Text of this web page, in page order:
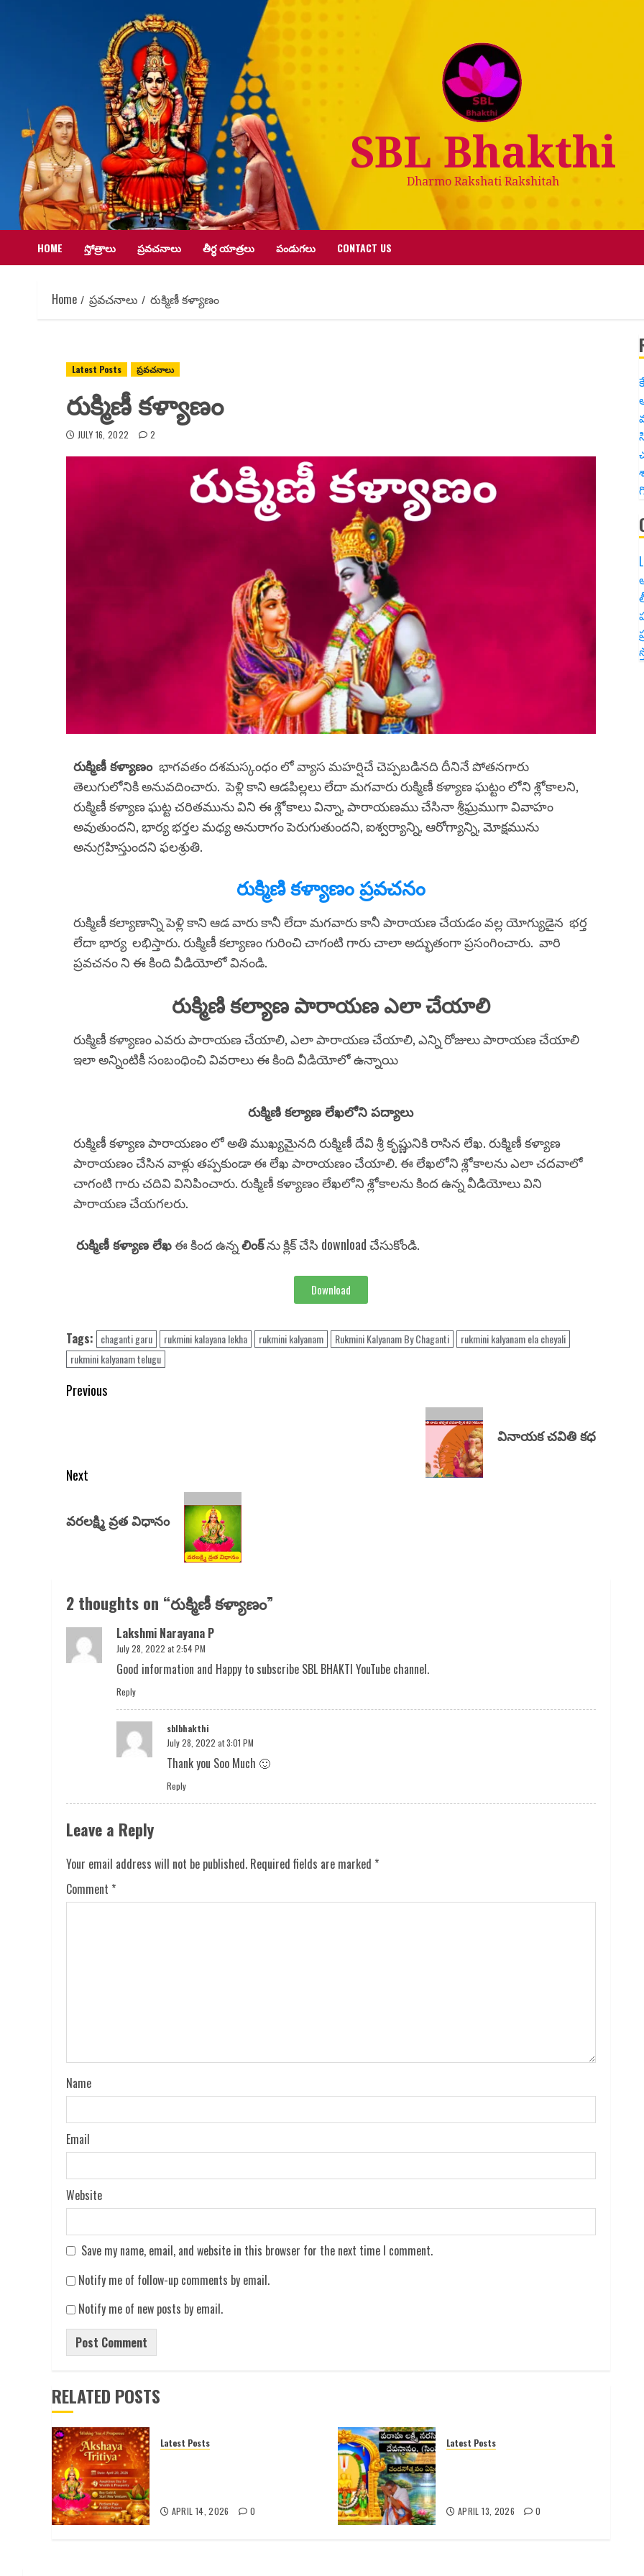
SBL Bhakthi
Dharmo Rakshati Rakshitah
HOME స్తోత్రాలు ప్రవచనాలు తీర్ధ యాత్రలు పండుగలు CONTACT US
Home ప్రవచనాలు రుక్మిణీ కళ్యాణం
Latest Posts ప్రవచనాలు
రుక్మిణీ కళ్యాణం
JULY 16, 2022 2
రుక్మిణీ కళ్యాణం భాగవతం దశమస్కంధం లో వ్యాస మహర్షిచే చెప్పబడినది దీనినే పోతనగారు
తెలుగులోనికి అనువదించారు. పెళ్లి కాని ఆడపిల్లలు లేదా మగవారు రుక్మిణీ కళ్యాణ ఘట్టం లోని శ్లోకాలని,
రుక్మిణీ కళ్యాణ ఘట్ట చరితమును విని ఈ శ్లోకాలు విన్నా, పారాయణము చేసినా శ్రీఘ్రముగా వివాహం
అవుతుందని, భార్య భర్తల మధ్య అనురాగం పెరుగుతుందని, ఐశ్వర్యాన్ని, ఆరోగ్యాన్ని, మోక్షమును
అనుగ్రహిస్తుందని ఫలశ్రుతి.
రుక్మిణి కళ్యాణం ప్రవచనం
రుక్మిణీ కల్యాణాన్ని పెళ్లి కాని ఆడ వారు కానీ లేదా మగవారు కానీ పారాయణ చేయడం వల్ల యోగ్యుడైన భర్త
లేదా భార్య లభిస్తారు. రుక్మిణీ కల్యాణం గురించి చాగంటి గారు చాలా అద్భుతంగా ప్రసంగించారు. వారి
ప్రవచనం ని ఈ కింది వీడియోలో వినండి.
రుక్మిణి కల్యాణ పారాయణ ఎలా చేయాలి
రుక్మిణీ కళ్యాణం ఎవరు పారాయణ చేయాలి, ఎలా పారాయణ చేయాలి, ఎన్ని రోజులు పారాయణ చేయాలి
ఇలా అన్నింటికీ సంబంధించి వివరాలు ఈ కింది వీడియోలో ఉన్నాయి
రుక్మిణి కల్యాణ లేఖలోని పద్యాలు
రుక్మిణీ కళ్యాణ పారాయణం లో అతి ముఖ్యమైనది రుక్మిణీ దేవి శ్రీ కృష్ణునికి రాసిన లేఖ. రుక్మిణీ కళ్యాణ
పారాయణం చేసిన వాళ్లు తప్పకుండా ఈ లేఖ పారాయణం చేయాలి. ఈ లేఖలోని శ్లోకాలను ఎలా చదవాలో
చాగంటి గారు చదివి వినిపించారు. రుక్మిణీ కళ్యాణం లేఖలోని శ్లోకాలను కింద ఉన్న వీడియోలు విని
పారాయణ చేయగలరు.
రుక్మిణీ కళ్యాణ లేఖఈ కింద ఉన్నలింక్ను క్లిక్ చేసి download చేసుకోండి.
Download
Tags: chaganti garu rukmini kalayana lekha rukmini kalyanam Rukmini Kalyanam By Chaganti
rukmini kalyanam ela cheyali
rukmini kalyanam telugu
Previous
వినాయక చవితి కధ
Next
వరలక్ష్మి వ్రత విధానం
2 thoughts on “రుక్మిణీ కళ్యాణం”
Lakshmi Narayana P
July 28, 2022 at 2:54 PM
Good information and Happy to subscribe SBL BHAKTI YouTube channel.
Reply
sblbhakthi
July 28, 2022 at 3:01 PM
Thank you Soo Much 🙂
Reply
Leave a Reply
Your email address will not be published. Required fields are marked *
Comment *
Name
Email
Website
Save my name, email, and website in this browser for the next time I comment.
Notify me of follow-up comments by email.
Notify me of new posts by email.
RELATED POSTS
Latest Posts
APRIL 14, 2026 0
Latest Posts
APRIL 13, 2026 0